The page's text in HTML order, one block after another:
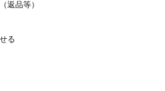
返品等）
る